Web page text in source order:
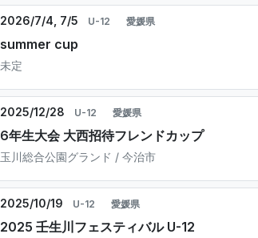
2026/7/4, 7/5 U-12 愛媛県
summer cup
未定
2025/12/28 U-12 愛媛県
6年生大会 大西招待フレンドカップ
玉川総合公園グランド / 今治市
2025/10/19 U-12 愛媛県
2025 壬生川フェスティバル U-12